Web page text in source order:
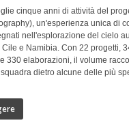
cinque anni di attività del
un'esperienza unica di
nell'esplorazione del cielo
e Namibia. Con 22 progetti,
330 elaborazioni, il volume
dietro alcune delle più